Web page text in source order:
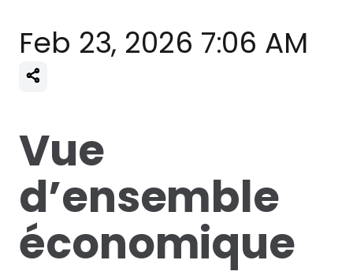
Feb 23, 2026 7:06 AM
Vue
d’ensemble
économique